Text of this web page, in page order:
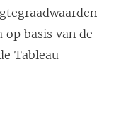
basis van de
Tableau-